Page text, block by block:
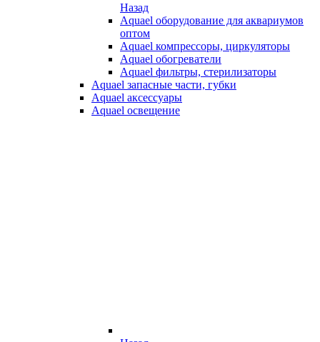
Назад
Aquael оборудование для аквариумов
оптом
Aquael компрессоры, циркуляторы
Aquael обогреватели
Aquael фильтры, стерилизаторы
Aquael запасные части, губки
Aquael аксессуары
Aquael освещение